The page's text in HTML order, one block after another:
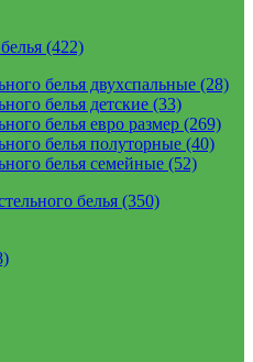
(422)
белья двухспальные (28)
белья детские (33)
белья евро размер (269)
белья полуторные (40)
белья семейные (52)
белья (350)